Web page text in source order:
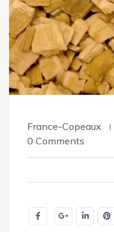
France-Copeaux
0 Comments